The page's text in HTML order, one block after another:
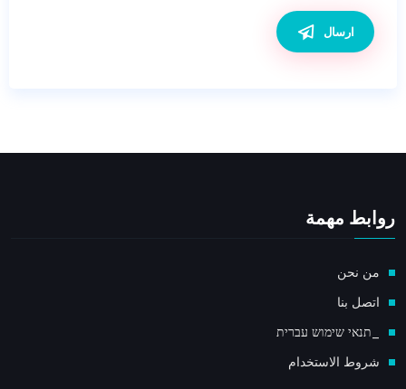
ارسال
روابط مهمة
من نحن
اتصل بنا
_תנאי שימוש עברית
شروط الاستخدام